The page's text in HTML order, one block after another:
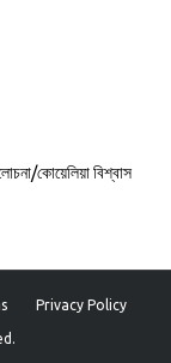
কোয়েলিয়া বিশ্বাস
Privacy Policy